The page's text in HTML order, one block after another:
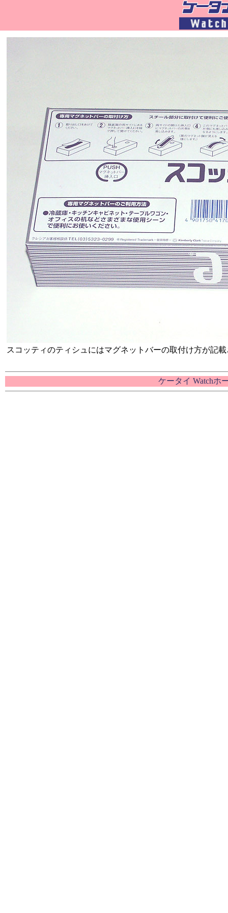
スコッティのティシュにはマグネットバーの取付け方が記
ケータイ Watchホ